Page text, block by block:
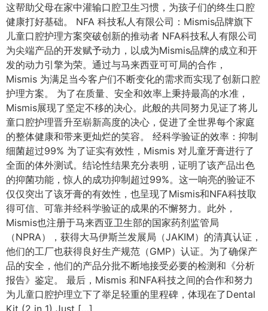
这帮助父母在家中灌输口腔卫生习惯，为孩子们的终生口腔
健康打好基础。 NFA 科技私人有限公司：Mismis品牌旗下
儿童口腔护理方案突破创新的推动者 NFA科技私人有限公司
为尖端产品的开发赋予动力，以成为Mismis品牌的成立和开
发的动力引擎为荣。通过与马来西亚可可局的合作，
Mismis 为满足当今客户们不断变化的需求而实现了创新口腔
护理方案。 为了在质量、安全和效率上秉持最高的水准，
Mismis展现了坚定不移的决心。此般的共同努力见证了将儿
童口腔护理晋升至崭新高度的决心，促进了全世界每个家庭
的整体健康和带来更灿烂的笑容。 经科学验证的效率：抑制
细菌超过99% 为了证实有效性，Mismis 对儿童牙膏进行了
全面的体外测试。结论性结果充分表明，证明了该产品出色
的抑菌功能，惊人的成功抑制超过99%。这一响亮的验证不
仅仅突出了该牙膏的有效性，也呈现了Mismis和NFA科技取
得可信、可靠并经科学验证的成果的不懈努力。此外，
Mismis也注册于马来西亚卫生部的国家药剂监管局
（NPRA），获得大马伊斯兰发展局（JAKIM）的清真认证，
他们的工厂也获得良好生产规范（GMP）认证。为了确保产
品的安全，他们的产品分批不断地接受必要的检测和《分析
报告》鉴定。 最后，Mismis 和NFA科技之间的合作和努力
为儿童口腔护理立下了举足轻重的里程碑，体现在了Dental